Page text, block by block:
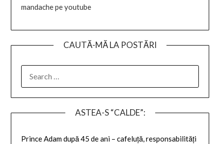
mandache pe youtube
CAUTĂ-MĂ LA POSTĂRI
FOR:
ASTEA-S “CALDE”:
Prince Adam după 45 de ani – cafeluță, responsabilități